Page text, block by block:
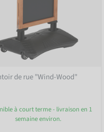
de rue "Wind-Wood"
à court terme - livraison en 1
semaine environ.